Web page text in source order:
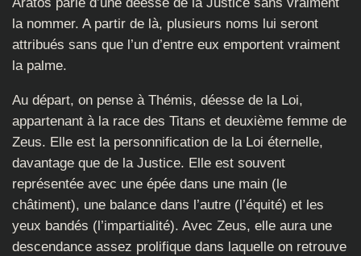
la nommer. A partir de là, plusieurs noms lui seront
attribués sans que l’un d’entre eux emportent vraiment
la palme.
Au départ, on pense à Thémis, déesse de la Loi,
appartenant à la race des Titans et deuxième femme de
Zeus. Elle est la personnification de la Loi éternelle,
davantage que de la Justice. Elle est souvent
représentée avec une épée dans une main (le
châtiment), une balance dans l’autre (l’équité) et les
yeux bandés (l’impartialité). Avec Zeus, elle aura une
descendance assez prolifique dans laquelle on retrouve